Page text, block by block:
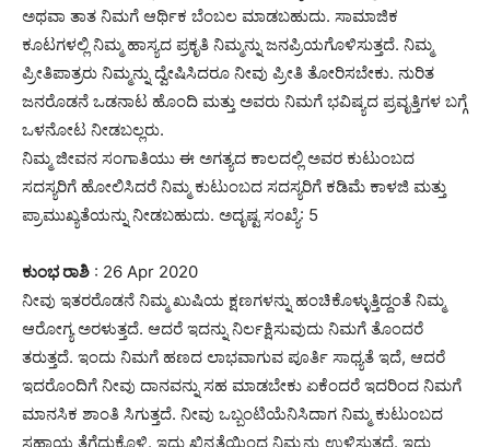
ಅಥವಾ ತಾತ ನಿಮಗೆ ಆರ್ಥಿಕ ಬೆಂಬಲ ಮಾಡಬಹುದು. ಸಾಮಾಜಿಕ
ಕೂಟಗಳಲ್ಲಿ ನಿಮ್ಮ ಹಾಸ್ಯದ ಪ್ರಕೃತಿ ನಿಮ್ಮನ್ನು ಜನಪ್ರಿಯಗೊಳಿಸುತ್ತದೆ. ನಿಮ್ಮ
ಪ್ರೀತಿಪಾತ್ರರು ನಿಮ್ಮನ್ನು ದ್ವೇಷಿಸಿದರೂ ನೀವು ಪ್ರೀತಿ ತೋರಿಸಬೇಕು. ನುರಿತ
ಜನರೊಡನೆ ಒಡನಾಟ ಹೊಂದಿ ಮತ್ತು ಅವರು ನಿಮಗೆ ಭವಿಷ್ಯದ ಪ್ರವೃತ್ತಿಗಳ ಬಗ್ಗೆ
ಒಳನೋಟ ನೀಡಬಲ್ಲರು.
ನಿಮ್ಮ ಜೀವನ ಸಂಗಾತಿಯು ಈ ಅಗತ್ಯದ ಕಾಲದಲ್ಲಿ ಅವರ ಕುಟುಂಬದ
ಸದಸ್ಯರಿಗೆ ಹೋಲಿಸಿದರೆ ನಿಮ್ಮ ಕುಟುಂಬದ ಸದಸ್ಯರಿಗೆ ಕಡಿಮೆ ಕಾಳಜಿ ಮತ್ತು
ಪ್ರಾಮುಖ್ಯತೆಯನ್ನು ನೀಡಬಹುದು. ಅದೃಷ್ಟ ಸಂಖ್ಯೆ: 5
ಕುಂಭ ರಾಶಿ : 26 Apr 2020
ನೀವು ಇತರರೊಡನೆ ನಿಮ್ಮ ಖುಷಿಯ ಕ್ಷಣಗಳನ್ನು ಹಂಚಿಕೊಳ್ಳುತ್ತಿದ್ದಂತೆ ನಿಮ್ಮ
ಆರೋಗ್ಯ ಅರಳುತ್ತದೆ. ಆದರೆ ಇದನ್ನು ನಿರ್ಲಕ್ಷಿಸುವುದು ನಿಮಗೆ ತೊಂದರೆ
ತರುತ್ತದೆ. ಇಂದು ನಿಮಗೆ ಹಣದ ಲಾಭವಾಗುವ ಪೂರ್ತಿ ಸಾಧ್ಯತೆ ಇದೆ, ಆದರೆ
ಇದರೊಂದಿಗೆ ನೀವು ದಾನವನ್ನು ಸಹ ಮಾಡಬೇಕು ಏಕೆಂದರೆ ಇದರಿಂದ ನಿಮಗೆ
ಮಾನಸಿಕ ಶಾಂತಿ ಸಿಗುತ್ತದೆ. ನೀವು ಒಬ್ಬಂಟಿಯೆನಿಸಿದಾಗ ನಿಮ್ಮ ಕುಟುಂಬದ
ಸಹಾಯ ತೆಗೆದುಕೊಳ್ಳಿ. ಇದು ಖಿನ್ನತೆಯಿಂದ ನಿಮ್ಮನ್ನು ಉಳಿಸುತ್ತದೆ. ಇದು